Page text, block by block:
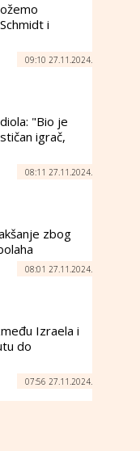
i
09:10 27.11.2024.
"Bio je
igrač,
08:11 27.11.2024.
zbog
08:01 27.11.2024.
Izraela i
do
07:56 27.11.2024.